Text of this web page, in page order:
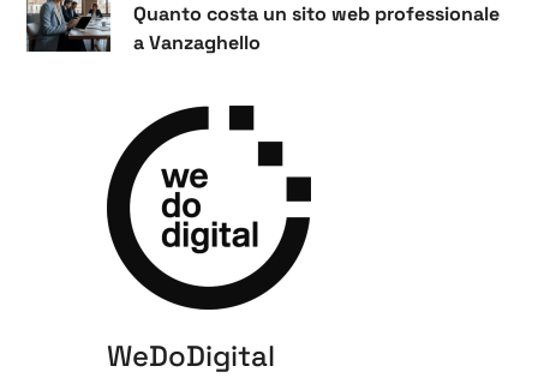
Quanto costa un sito web professionale
a Vanzaghello
WeDoDigital